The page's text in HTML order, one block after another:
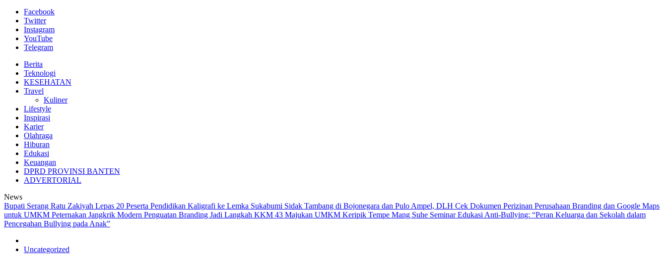
Facebook
Twitter
Instagram
YouTube
Telegram
Berita
Teknologi
KESEHATAN
Travel
Kuliner
Lifestyle
Inspirasi
Karier
Olahraga
Hiburan
Edukasi
Keuangan
DPRD PROVINSI BANTEN
ADVERTORIAL
News
Bupati Serang Ratu Zakiyah Lepas 20 Peserta Pendidikan Kaligrafi ke Lemka Sukabumi Sidak Tambang di Bojonegara dan Pulo Ampel, DLH Cek Dokumen Perizinan Perusahaan Branding dan Google Maps
untuk UMKM Peternakan Jangkrik Modern Penguatan Branding Jadi Langkah KKM 43 Majukan UMKM Keripik Tempe Mang Suhe Seminar Edukasi Anti-Bullying: “Peran Keluarga dan Sekolah dalam
Pencegahan Bullying pada Anak”
Uncategorized